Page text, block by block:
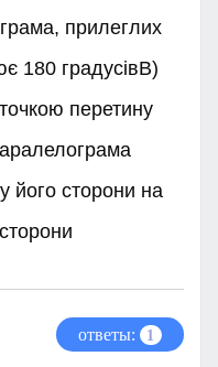
прилеглих
180 градусівВ)
перетину
його сторони на
ответы: 1